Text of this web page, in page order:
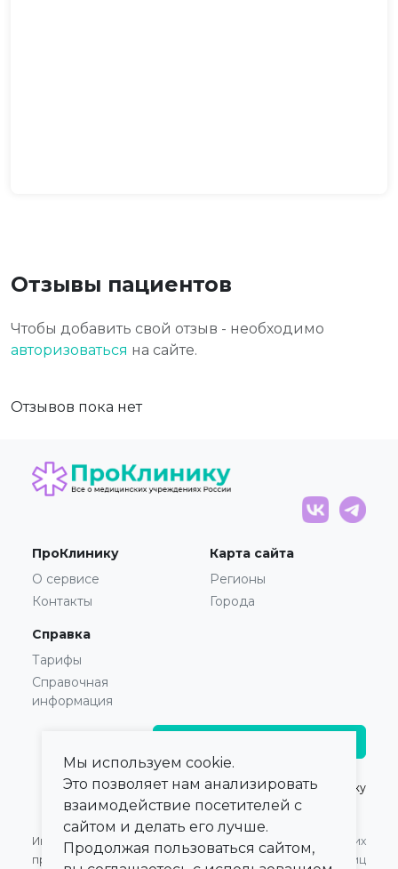
Отзывы пациентов
Чтобы добавить свой отзыв - необходимо
авторизоваться на сайте.
Отзывов пока нет
ПроКлинику
О сервисе
Контакты
Карта сайта
Регионы
Города
Справка
Тарифы
Справочная
информация
© 2021 — 2026,ПроКлинику
Информация,
представленная на сайте,
Оферта для Юридических
лиц
Мы используем cookie.
Это позволяет нам анализировать
взаимодействие посетителей с
сайтом и делать его лучше.
Продолжая пользоваться сайтом,